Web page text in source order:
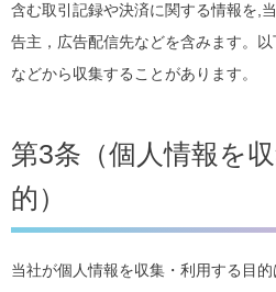
含む取引記録や決済に関する情報を,
告主，広告配信先などを含みます。以
などから収集することがあります。
第3条（個人情報を
的）
当社が個人情報を収集・利用する目的